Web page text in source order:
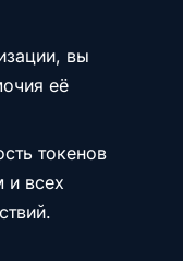
вы
её
токенов
и всех